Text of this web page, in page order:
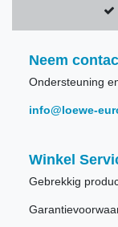
Neem
Ondersteuning
info@loewe-
Winkel
Gebrekkig